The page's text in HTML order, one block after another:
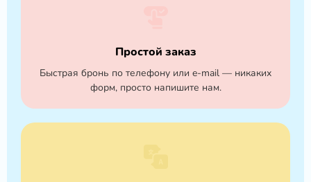
Простой заказ
Быстрая бронь по телефону или e-mail — никаких
форм, просто напишите нам.